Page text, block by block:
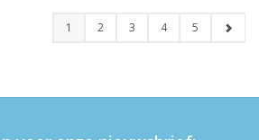
1 2 3 4 5